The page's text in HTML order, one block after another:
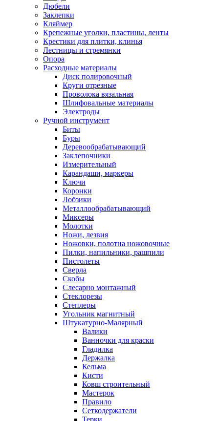
Дюбели
Заклепки
Кляймер
Крепежные уголки, пластины, ленты
Крестики для плитки, клинья
Лестницы и стремянки
Опора
Расходные материалы
Диск полировочный
Круги отрезные
Проволока вязальная
Шлифовальные материалы
Электроды
Ручной инструмент
Биты
Буры
Деревообрабатывающий
Заклепочники
Измерительный
Карандаши, маркеры
Ключи
Коронки
Лобзики
Металлообрабатывающий
Миксеры
Молотки
Ножи, лезвия
Ножовки, полотна ножовочные
Пилки, напильники, рашпили
Пистолеты
Сверла
Скобы
Слесарно монтажный
Стеклорезы
Степлеры
Угольник магнитный
Штукатурно-Малярный
Валики
Ванночки для краски
Гладилка
Держалка
Кельма
Кисти
Ковш строительный
Мастерок
Правило
Сеткодержатели
Терки